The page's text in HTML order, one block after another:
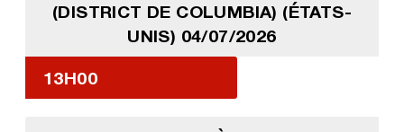
(DISTRICT DE COLUMBIA) (ÉTATS-
UNIS) 04/07/2026
13H00